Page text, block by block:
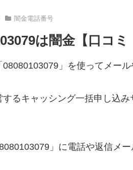
闇金電話番号
は闇金【口コミ
08080103079」を使ってメー
するキャッシング一括申し込
」に電話や返信メ